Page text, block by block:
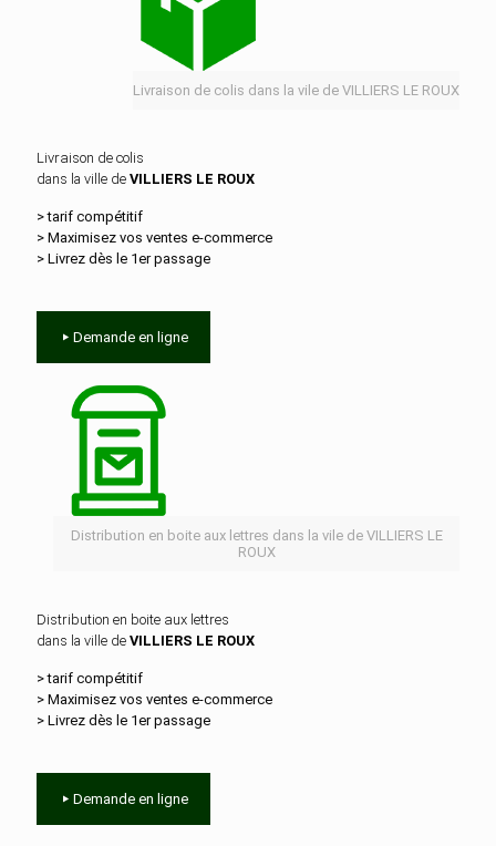
Livraison de colis dans la vile de VILLIERS LE ROUX
Livraison de colis
dans la ville de VILLIERS LE ROUX
> tarif compétitif
> Maximisez vos ventes e‑commerce
> Livrez dès le 1er passage
Demande en ligne
Distribution en boite aux lettres dans la vile de VILLIERS LE
ROUX
Distribution en boite aux lettres
dans la ville de VILLIERS LE ROUX
> tarif compétitif
> Maximisez vos ventes e‑commerce
> Livrez dès le 1er passage
Demande en ligne